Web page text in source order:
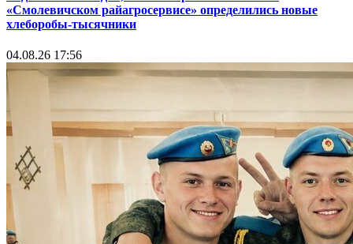
«Смолевичском райагросервисе» определились новые
хлеборобы-тысячники
04.08.26 17:56